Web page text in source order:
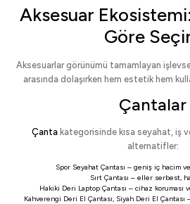
Aksesuar
Göre
Aksesuarlar görünümü tamamlayan
arasında dolaşırken hem estetik hem
Çantalar
Çanta kategorisinde kısa seyahat, iş
alternatifler:
Spor Seyahat Çantası – geniş iç hacim
Sırt Çantası – eller serbest,
Hakiki Deri Laptop Çantası – cihaz koruması
Kahverengi Deri El Çantası, Siyah Deri El Çantası